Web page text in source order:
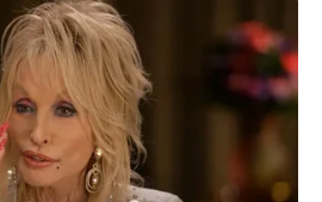
M9: SUV Premium 903
Huawei Full-Stack
Handling Setara
Moose Test 85,6